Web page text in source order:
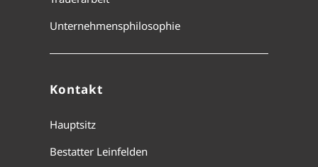
Unternehmensphilosophie
Kontakt
Hauptsitz
Bestatter Leinfelden